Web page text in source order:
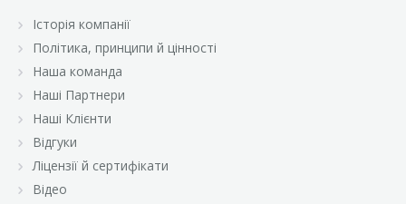
«Велмарт»
«ВК Експресс»
Історія компанії
Політика, принципи й цінності
Наша команда
Наші Партнери
Наші Клієнти
Відгуки
Ліцензії й сертифікати
Відео